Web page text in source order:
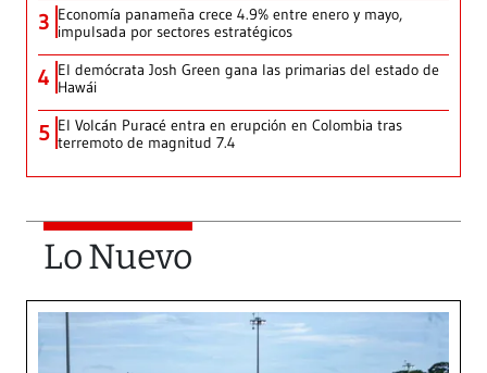
3 Economía panameña crece 4.9% entre enero y mayo,
impulsada por sectores estratégicos
4 El demócrata Josh Green gana las primarias del estado de
Hawái
5 El Volcán Puracé entra en erupción en Colombia tras
terremoto de magnitud 7.4
Lo Nuevo